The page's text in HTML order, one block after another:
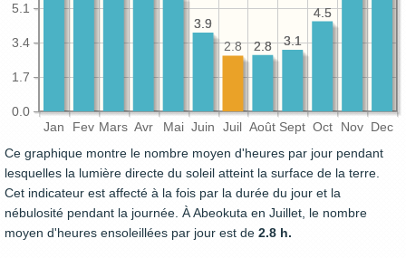
Jan Fev Mars Avr Mai Juin Juil Août Sept Oct Nov Dec
0.0
1.7
3.4
5.1 4.5
3.1
2.8
3.9
4.5
3.1
2.8
2.8
3.9
Ce graphique montre le nombre moyen d'heures par jour pendant
lesquelles la lumière directe du soleil atteint la surface de la terre.
Cet indicateur est affecté à la fois par la durée du jour et la
nébulosité pendant la journée. À Abeokuta en Juillet, le nombre
moyen d'heures ensoleillées par jour est de 2.8 h.